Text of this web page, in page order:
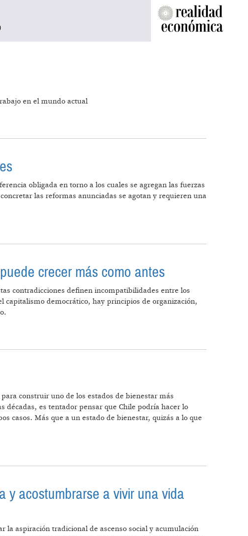
en el mundo actual
obligada en torno a los cuales se agregan las fuerzas
las reformas anunciadas se agotan y requieren una
crecer más como antes
contradicciones definen incompatibilidades entre los
democrático, hay principios de organización,
construir uno de los estados de bienestar más
es tentador pensar que Chile podría hacer lo
casos. Más que a un estado de bienestar, quizás a lo que
y acostumbrarse a vivir una vida
la aspiración tradicional de ascenso social y acumulación